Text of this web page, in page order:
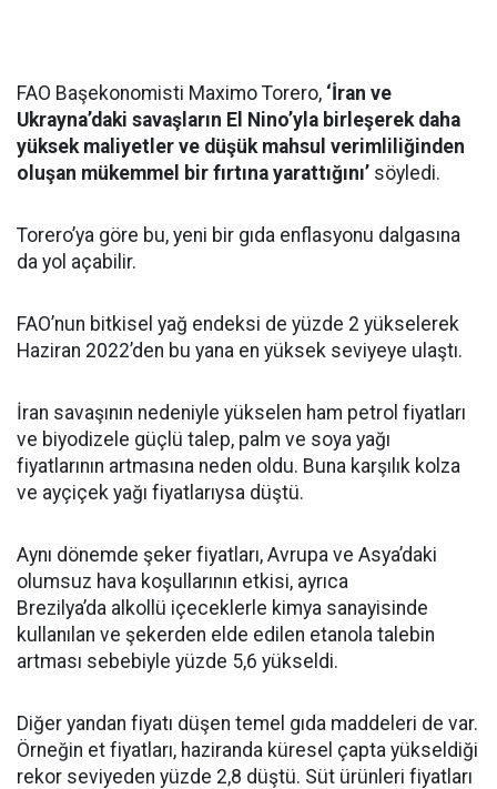
FAO Başekonomisti Maximo Torero, ‘İran ve
Ukrayna’daki savaşların El Nino’yla birleşerek daha
yüksek maliyetler ve düşük mahsul verimliliğinden
oluşan mükemmel bir fırtına yarattığını’ söyledi.
Torero’ya göre bu, yeni bir gıda enflasyonu dalgasına
da yol açabilir.
FAO’nun bitkisel yağ endeksi de yüzde 2 yükselerek
Haziran 2022’den bu yana en yüksek seviyeye ulaştı.
İran savaşının nedeniyle yükselen ham petrol fiyatları
ve biyodizele güçlü talep, palm ve soya yağı
fiyatlarının artmasına neden oldu. Buna karşılık kolza
ve ayçiçek yağı fiyatlarıysa düştü.
Aynı dönemde şeker fiyatları, Avrupa ve Asya’daki
olumsuz hava koşullarının etkisi, ayrıca
Brezilya’da alkollü içeceklerle kimya sanayisinde
kullanılan ve şekerden elde edilen etanola talebin
artması sebebiyle yüzde 5,6 yükseldi.
Diğer yandan fiyatı düşen temel gıda maddeleri de var.
Örneğin et fiyatları, haziranda küresel çapta yükseldiği
rekor seviyeden yüzde 2,8 düştü. Süt ürünleri fiyatları